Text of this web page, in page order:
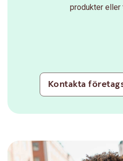
produkter eller
Kontakta